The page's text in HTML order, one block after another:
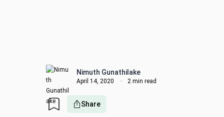
Nimuth Gunathilake
April 14, 2020 2 min read
Share